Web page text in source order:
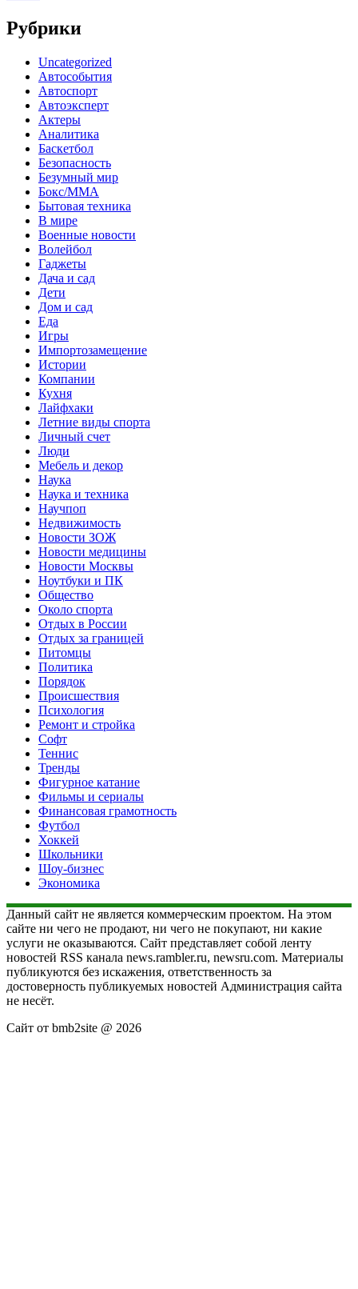
Рубрики
Uncategorized
Автособытия
Автоспорт
Автоэксперт
Актеры
Аналитика
Баскетбол
Безопасность
Безумный мир
Бокс/MMA
Бытовая техника
В мире
Военные новости
Волейбол
Гаджеты
Дача и сад
Дети
Дом и сад
Еда
Игры
Импортозамещение
Истории
Компании
Кухня
Лайфхаки
Летние виды спорта
Личный счет
Люди
Мебель и декор
Наука
Наука и техника
Научпоп
Недвижимость
Новости ЗОЖ
Новости медицины
Новости Москвы
Ноутбуки и ПК
Общество
Около спорта
Отдых в России
Отдых за границей
Питомцы
Политика
Порядок
Происшествия
Психология
Ремонт и стройка
Софт
Теннис
Тренды
Фигурное катание
Фильмы и сериалы
Финансовая грамотность
Футбол
Хоккей
Школьники
Шоу-бизнес
Экономика
Данный сайт не является коммерческим проектом. На этом
сайте ни чего не продают, ни чего не покупают, ни какие
услуги не оказываются. Сайт представляет собой ленту
новостей RSS канала news.rambler.ru, newsru.com. Материалы
публикуются без искажения, ответственность за
достоверность публикуемых новостей Администрация сайта
не несёт.
Сайт от bmb2site @ 2026